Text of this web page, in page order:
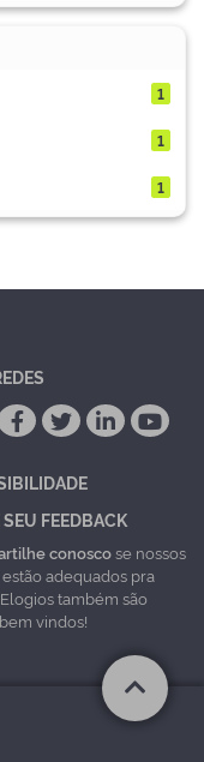
1
1
1
SEU FEEDBACK
conoscose nossos
adequados pra
também são
vindos!